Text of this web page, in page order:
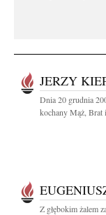
JERZY
Dnia 20 grudnia
kochany Mąż, Brat
Z głębokim żalem